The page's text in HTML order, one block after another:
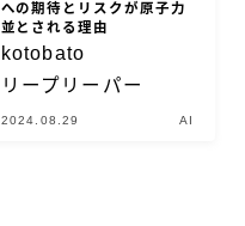
への期待とリスクが原子力
並とされる理由
2024.08.29 AI
kotobato
リープリーパー